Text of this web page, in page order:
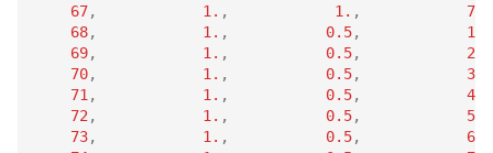
67, 1. , 1. ,
7.
68, 1. , 0.5,
1.
69, 1. , 0.5,
2.
70, 1. , 0.5,
3.
71 , 1. , 0.5,
4.
72 , 1. , 0.5,
5.
73, 1. , 0.5,
6.